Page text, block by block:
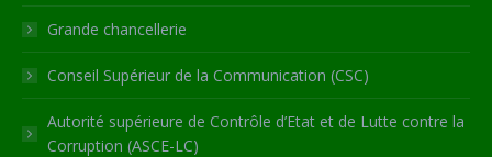
Grande chancellerie
Conseil Supérieur de la Communication (CSC)
Autorité supérieure de Contrôle d’Etat et de Lutte contre la
Corruption (ASCE-LC)